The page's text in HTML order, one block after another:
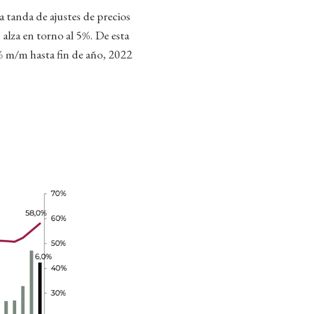
tanda de ajustes de precios
en torno al 5%. De esta
m/m hasta fin de año, 2022